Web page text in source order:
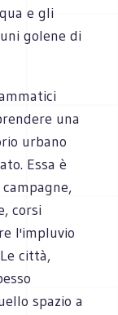
e gli
golene di
una
urbano
Essa è
corsi
l'impluvio
città,
spazio a